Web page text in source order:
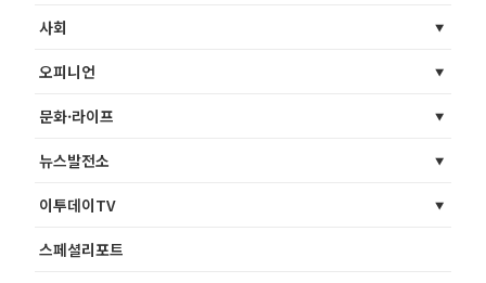
사회
오피니언
문화·라이프
뉴스발전소
이투데이TV
스페셜리포트